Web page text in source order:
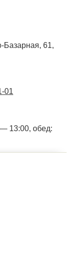
Базарная, 61,
01
13:00, обед: